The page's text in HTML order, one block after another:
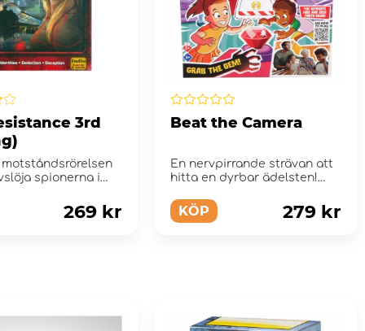
3rd
motståndsrörelsen
spionerna i
269 kr
Beat the Camera
En nervpirrande strävan att
hitta en dyrbar ädelsten!
KÖP 279 kr